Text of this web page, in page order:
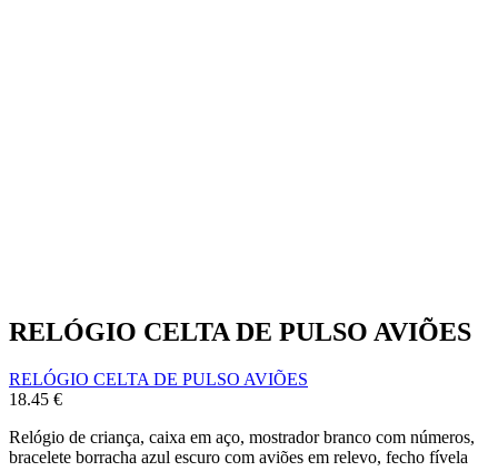
RELÓGIO CELTA DE PULSO AVIÕES
RELÓGIO CELTA DE PULSO AVIÕES
18.45 €
Relógio de criança, caixa em aço, mostrador branco com números,
bracelete borracha azul escuro com aviões em relevo, fecho fívela